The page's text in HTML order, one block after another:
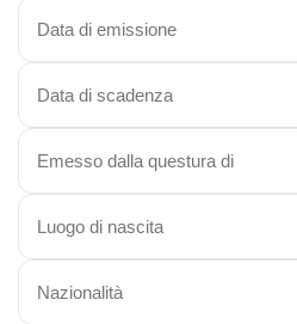
Asia
Viaggi in Corea del Sud
Viaggi in Filippine
Viaggi in Indonesia